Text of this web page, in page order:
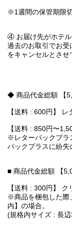
※1週間の保管期限
④ お届け先がホテル
過去のお取引でお
をキャンセルとさせ
◆ 商品代金総額 【
【送料 : 600円】
【送料 : 850円〜
※レターパックプラ
パックプラスに紛失
■ 商品代金総額 【
【送料 : 300円】 ク
※商品を梱包した際
内】の場合。
(規格内サイズ : 長